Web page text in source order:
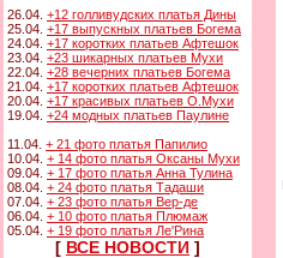
26.04. +12 голливудских платья Дины
25.04. +17 выпускных платьев Богема
24.04. +17 коротких платьев Афтешок
23.04. +23 шикарных платьев Мухи
22.04. +28 вечерних платьев Богема
21.04. +17 коротких платьев Афтешок
20.04. +17 красивых платьев О.Мухи
19.04. +24 модных платьев Паулине
11.04. + 21 фото платья Папилио
10.04. + 14 фото платья Оксаны Мухи
09.04. + 17 фото платья Анна Тулина
08.04. + 24 фото платья Тадаши
07.04. + 23 фото платья Вер-де
06.04. + 10 фото платья Плюмаж
05.04. + 19 фото платья Ле'Рина
[ ВСЕ НОВОСТИ ]